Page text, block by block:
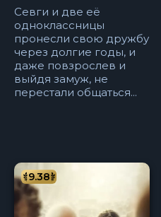
Севги и две её
одноклассницы
пронесли свою дружбу
через долгие годы, и
даже повзрослев и
выйдя замуж, не
перестали общаться...
9.38